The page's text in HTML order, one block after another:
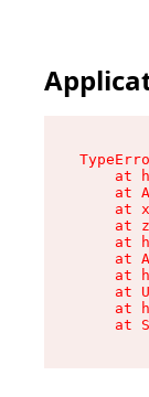
at
at
at
at
at
at
at
at
at
at